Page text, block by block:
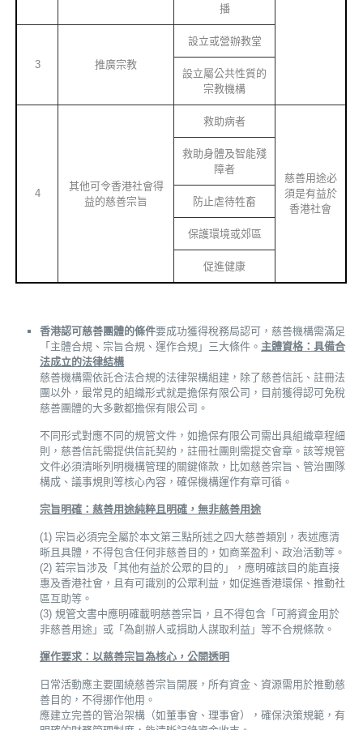
播
3 推廣宗教
設立或營辦教堂
設立屬公共性質的
宗教機構
4
其他可令香港社會得
益的慈善宗旨
救助病者
慈善用途必
須是有益於
香港社會
救助身體及智能殘
障者
防止虐待牲畜
保護環境或郊區
促進健康
香港認可慈善團體的條件要成功獲得稅務局認可，慈善機構需滿足
「主體合規、宗旨合規、運作合規」三大條件。 主體資格：具備合
法成立的法律結構
慈善機構需依託合法合規的法律架構組建，除了慈善信託、註冊法
團以外，最常見的組織形式就是擔保有限公司，目前獲得認可免稅
慈善團體的大多數都擔保有限公司。
不同形式對應不同的規管文件，如擔保有限公司需出具組織章程細
則，慈善信託需提供信託契約，註冊社團則需提交會章。該等規管
文件必須清晰列明機構管理的關鍵條款，比如慈善宗旨、管治團隊
構成、議事規則等核心內容，確保機構運作有章可循。
宗旨明確：慈善用途純粹且明確，無非慈善用途
(1) 宗旨必須完全屬於本文第三點所述之四大慈善類別，表述應清
晰且具體，不得包含任何非慈善目的，如商業盈利、政治活動等。
(2) 若宗旨涉及「其他有益於公眾的目的」，應明確該目的能直接
惠及香港社會，且有可識別的公眾利益，如促進香港環保、推動社
區互助等。
(3) 規管文書中應明確載明慈善宗旨，且不得包含「可將資金用於
非慈善用途」或「為創辦人或捐助人謀取利益」等不合規條款。
運作要求：以慈善宗旨為核心，公開透明
日常活動應主要圍繞慈善宗旨開展，所有資金、資源需用於推動慈
善目的，不得挪作他用。
應建立完善的管治架構（如董事會、理事會），確保決策規範，有